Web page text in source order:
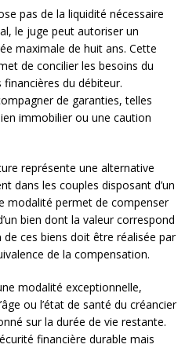
pas de la liquidité nécessaire
le juge peut autoriser un
maximale de huit ans. Cette
de concilier les besoins du
du débiteur.
de garanties, telles
immobilier ou une caution
représente une alternative
dans les couples disposant d’un
modalité permet de compenser
bien dont la valeur correspond
de ces biens doit être réalisée par
de la compensation.
modalité exceptionnelle,
ou l’état de santé du créancier
sur la durée de vie restante.
financière durable mais